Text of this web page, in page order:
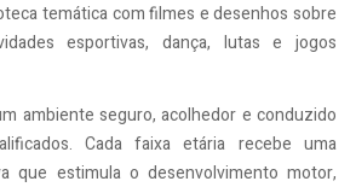
temática com filmes e desenhos sobre
esportivas, dança, lutas e jogos
ambiente seguro, acolhedor e conduzido
Cada faixa etária recebe uma
que estimula o desenvolvimento motor,